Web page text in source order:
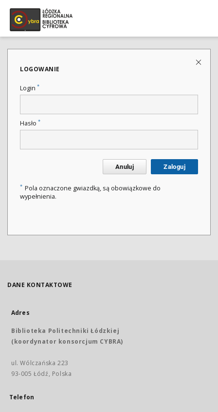
LOGOWANIE
Login *
Hasło *
Anuluj Zaloguj
* Pola oznaczone gwiazdką, są obowiązkowe do
wypełnienia.
DANE KONTAKTOWE
Adres
Biblioteka Politechniki Łódzkiej
(koordynator konsorcjum CYBRA)
ul. Wólczańska 223
93-005 Łódź, Polska
Telefon